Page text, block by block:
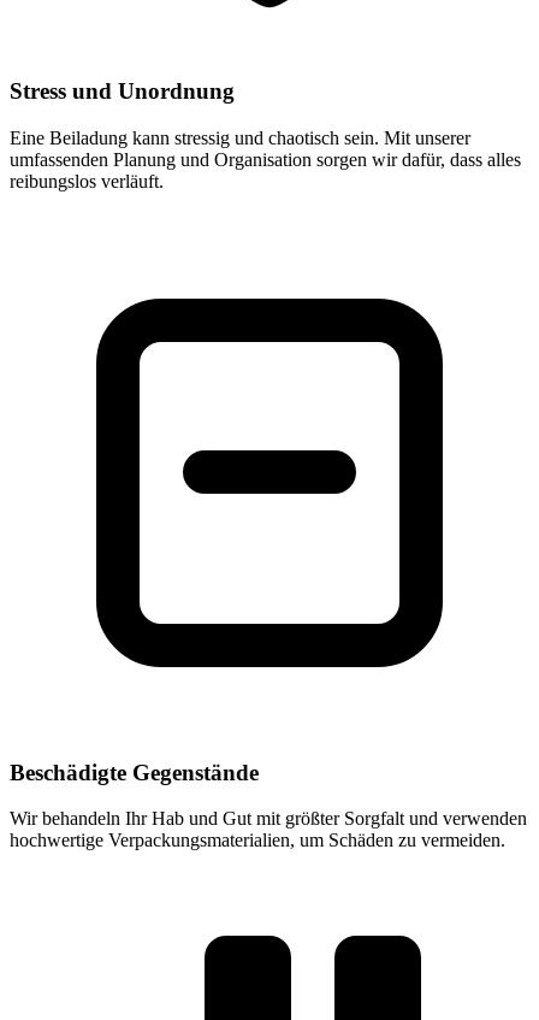
Stress und Unordnung
Eine Beiladung kann stressig und chaotisch sein. Mit unserer
umfassenden Planung und Organisation sorgen wir dafür, dass alles
reibungslos verläuft.
Beschädigte Gegenstände
Wir behandeln Ihr Hab und Gut mit größter Sorgfalt und verwenden
hochwertige Verpackungsmaterialien, um Schäden zu vermeiden.